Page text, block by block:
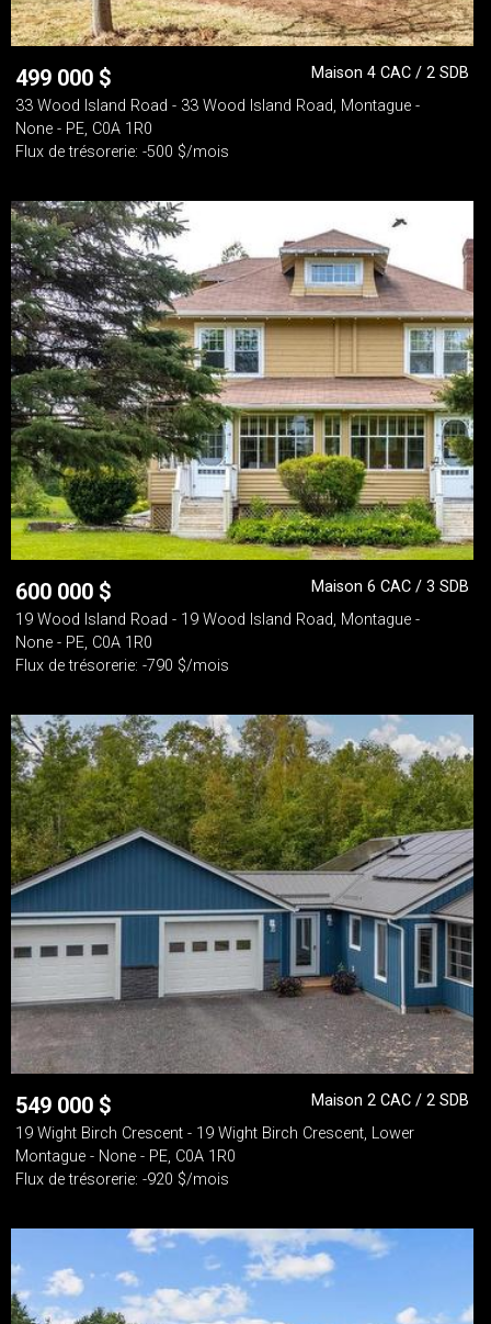
499 000 $
Maison 4 CAC / 2 SDB
33 Wood Island Road - 33 Wood Island Road, Montague -
None - PE, C0A 1R0
Flux de trésorerie: -500 $/mois
600 000 $
Maison 6 CAC / 3 SDB
19 Wood Island Road - 19 Wood Island Road, Montague -
None - PE, C0A 1R0
Flux de trésorerie: -790 $/mois
549 000 $
Maison 2 CAC / 2 SDB
19 Wight Birch Crescent - 19 Wight Birch Crescent, Lower
Montague - None - PE, C0A 1R0
Flux de trésorerie: -920 $/mois